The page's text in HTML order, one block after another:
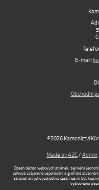
E-mail:
Obchodní
©2026 Kamenictví
Made by AZC/Admin
Obsah těchto webových stránek, zejména
celkové vzájemné uspořádání a grafické
stránek ani jeho jednotlivé části nesmí být
výslovného